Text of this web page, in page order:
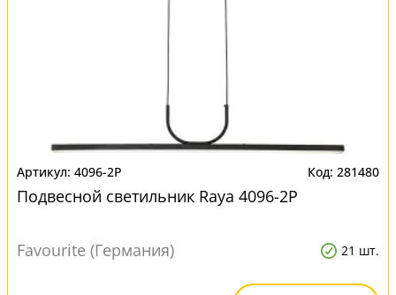
4096-2P 281480
Подвесной светильник Raya 4096-2P
Favourite (Германия) 21 шт.